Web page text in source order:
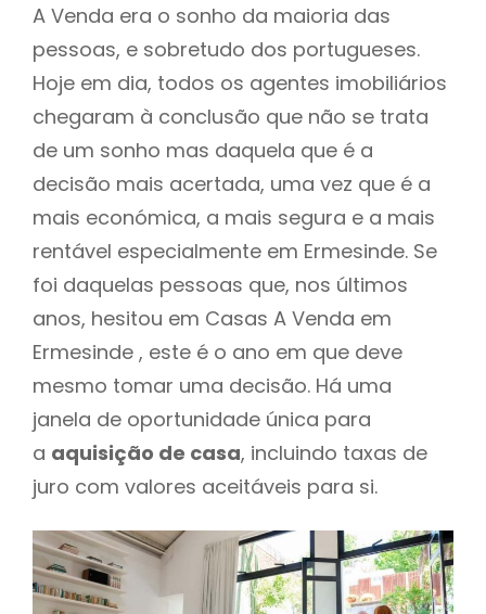
A Venda era o sonho da maioria das
pessoas, e sobretudo dos portugueses.
Hoje em dia, todos os agentes imobiliários
chegaram à conclusão que não se trata
de um sonho mas daquela que é a
decisão mais acertada, uma vez que é a
mais económica, a mais segura e a mais
rentável especialmente em Ermesinde. Se
foi daquelas pessoas que, nos últimos
anos, hesitou em Casas A Venda em
Ermesinde , este é o ano em que deve
mesmo tomar uma decisão. Há uma
janela de oportunidade única para
a aquisição de casa, incluindo taxas de
juro com valores aceitáveis para si.